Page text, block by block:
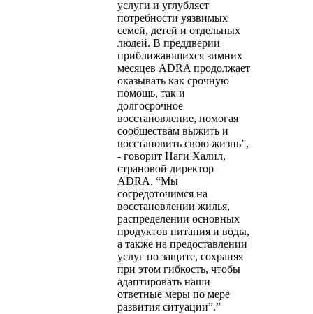
услуги и углубляет
потребности уязвимых
семей, детей и отдельных
людей. В преддверии
приближающихся зимних
месяцев ADRA продолжает
оказывать как срочную
помощь, так и
долгосрочное
восстановление, помогая
сообществам выжить и
восстановить свою жизнь”,
- говорит Наги Халил,
страновой директор
ADRA. “Мы
сосредоточимся на
восстановлении жилья,
распределении основных
продуктов питания и воды,
а также на предоставлении
услуг по защите, сохраняя
при этом гибкость, чтобы
адаптировать наши
ответные меры по мере
развития ситуации”.”